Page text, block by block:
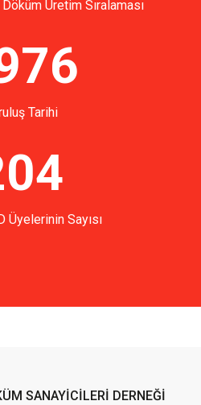
Üretim Sıralaması
Tarihi
Üyelerinin Sayısı
SANAYİCİLERİ DERNEĞİ